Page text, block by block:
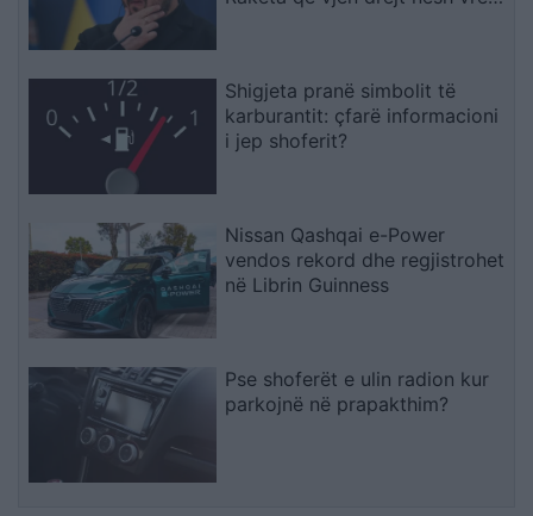
Shigjeta pranë simbolit të
karburantit: çfarë informacioni
i jep shoferit?
Nissan Qashqai e-Power
vendos rekord dhe regjistrohet
në Librin Guinness
Pse shoferët e ulin radion kur
parkojnë në prapakthim?